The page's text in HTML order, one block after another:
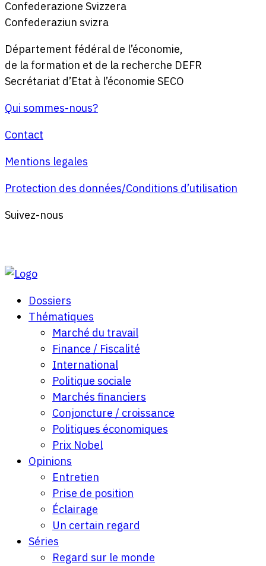
Confederazione Svizzera
Confederaziun svizra
Département fédéral de l’économie,
de la formation et de la recherche DEFR
Secrétariat d’Etat à l’économie SECO
Qui sommes-nous?
Contact
Mentions legales
Protection des données/Conditions d’utilisation
Suivez-nous
Dossiers
Thématiques
Marché du travail
Finance / Fiscalité
International
Politique sociale
Marchés financiers
Conjoncture / croissance
Politiques économiques
Prix Nobel
Opinions
Entretien
Prise de position
Éclairage
Un certain regard
Séries
Regard sur le monde